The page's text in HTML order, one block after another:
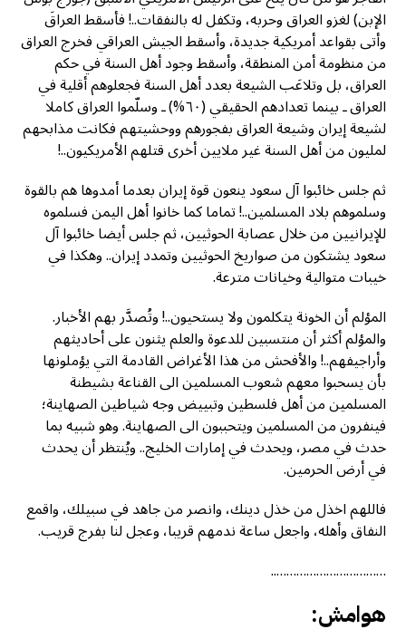
الإبن) لغزو العراق وحربه، وتكفل له بالنفقات..! فأسقط العراقَ
وأتى بقواعد أمريكية جديدة، وأسقط الجيش العراقي فخرج العراق
من منظومة أمن المنطقة، وأسقط وجود أهل السنة في حكم
العراق، بل وتلاعَب الشيعة بعدد أهل السنة فجعلوهم أقلية في
العراق ـ بينما تعدادهم الحقيقي (٦٠%) ـ وسلّموا العراق كاملا
لشيعة إيران وشيعة العراق بفجورهم ووحشيتهم فكانت مذابحهم
لمليون من أهل السنة غير ملايين أخرى قتلهم الأمريكيون..!
ثم جلس خائبوا آل سعود ينعون قوة إيران بعدما أمدوها هم بالقوة
وسلموهم بلاد المسلمين..! تماما كما خانوا أهل اليمن فسلموه
للإيرانيين من خلال عصابة الحوثيين، ثم جلس أيضا خائبوا آل
سعود يشتكون من صواريخ الحوثيين وتمدد إيران.. وهكذا في
خيبات متوالية وخيانات مترعة.
المؤلم أن الخونة يتكلمون ولا يستحيون..! وتُصدَّر بهم الأخبار.
والمؤلم أكثر أن منتسبين للدعوة والعلم يثنون على أحاديثهم
وأراجيفهم..! والأفحش من هذا الأغراض القادمة التي يؤملونها
بأن يسحبوا معهم شعوب المسلمين الى القناعة بشيطنة
المسلمين من أهل فلسطين وتبييض وجه شياطين الصهاينة؛
فينفرون من المسلمين ويتحببون الى الصهاينة. وهو شبيه بما
حدث في مصر، ويحدث في إمارات الخليج.. ويُنتظر أن يحدث
في أرض الحرمين.
فاللهم اخذل من خذل دينك، وانصر من جاهد في سبيلك، واقمع
النفاق وأهله، واجعل ساعة ندمهم قريبا، وعجل لنا بفرج قريب.
……………………………..
هوامش: